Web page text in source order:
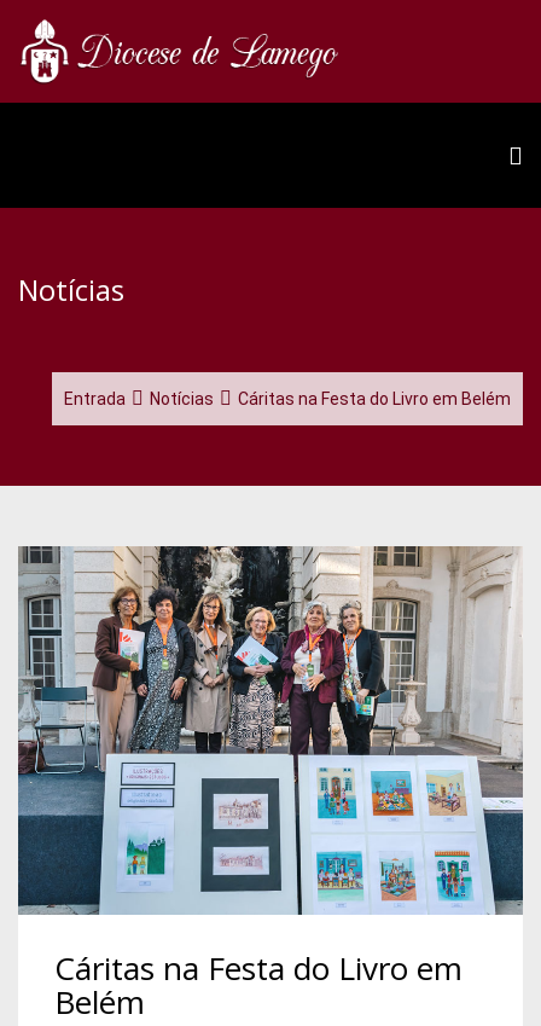
Notícias
Entrada Notícias Cáritas na Festa do Livro em Belém
Cáritas na Festa do Livro em
Belém